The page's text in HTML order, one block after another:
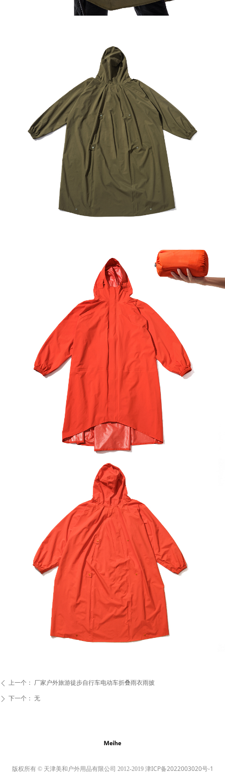
ꄴ 上一个： 厂家户外旅游徒步自行车电动车折叠雨衣雨披
ꄲ 下一个： 无
版权所有 © 天津美和户外用品有限公司 2012-2019 津ICP备2022003020号-1